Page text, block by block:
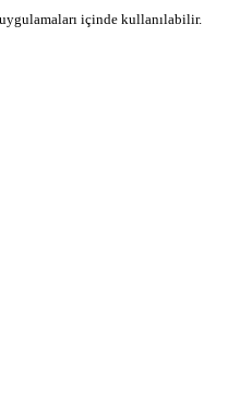
içinde kullanılabilir.